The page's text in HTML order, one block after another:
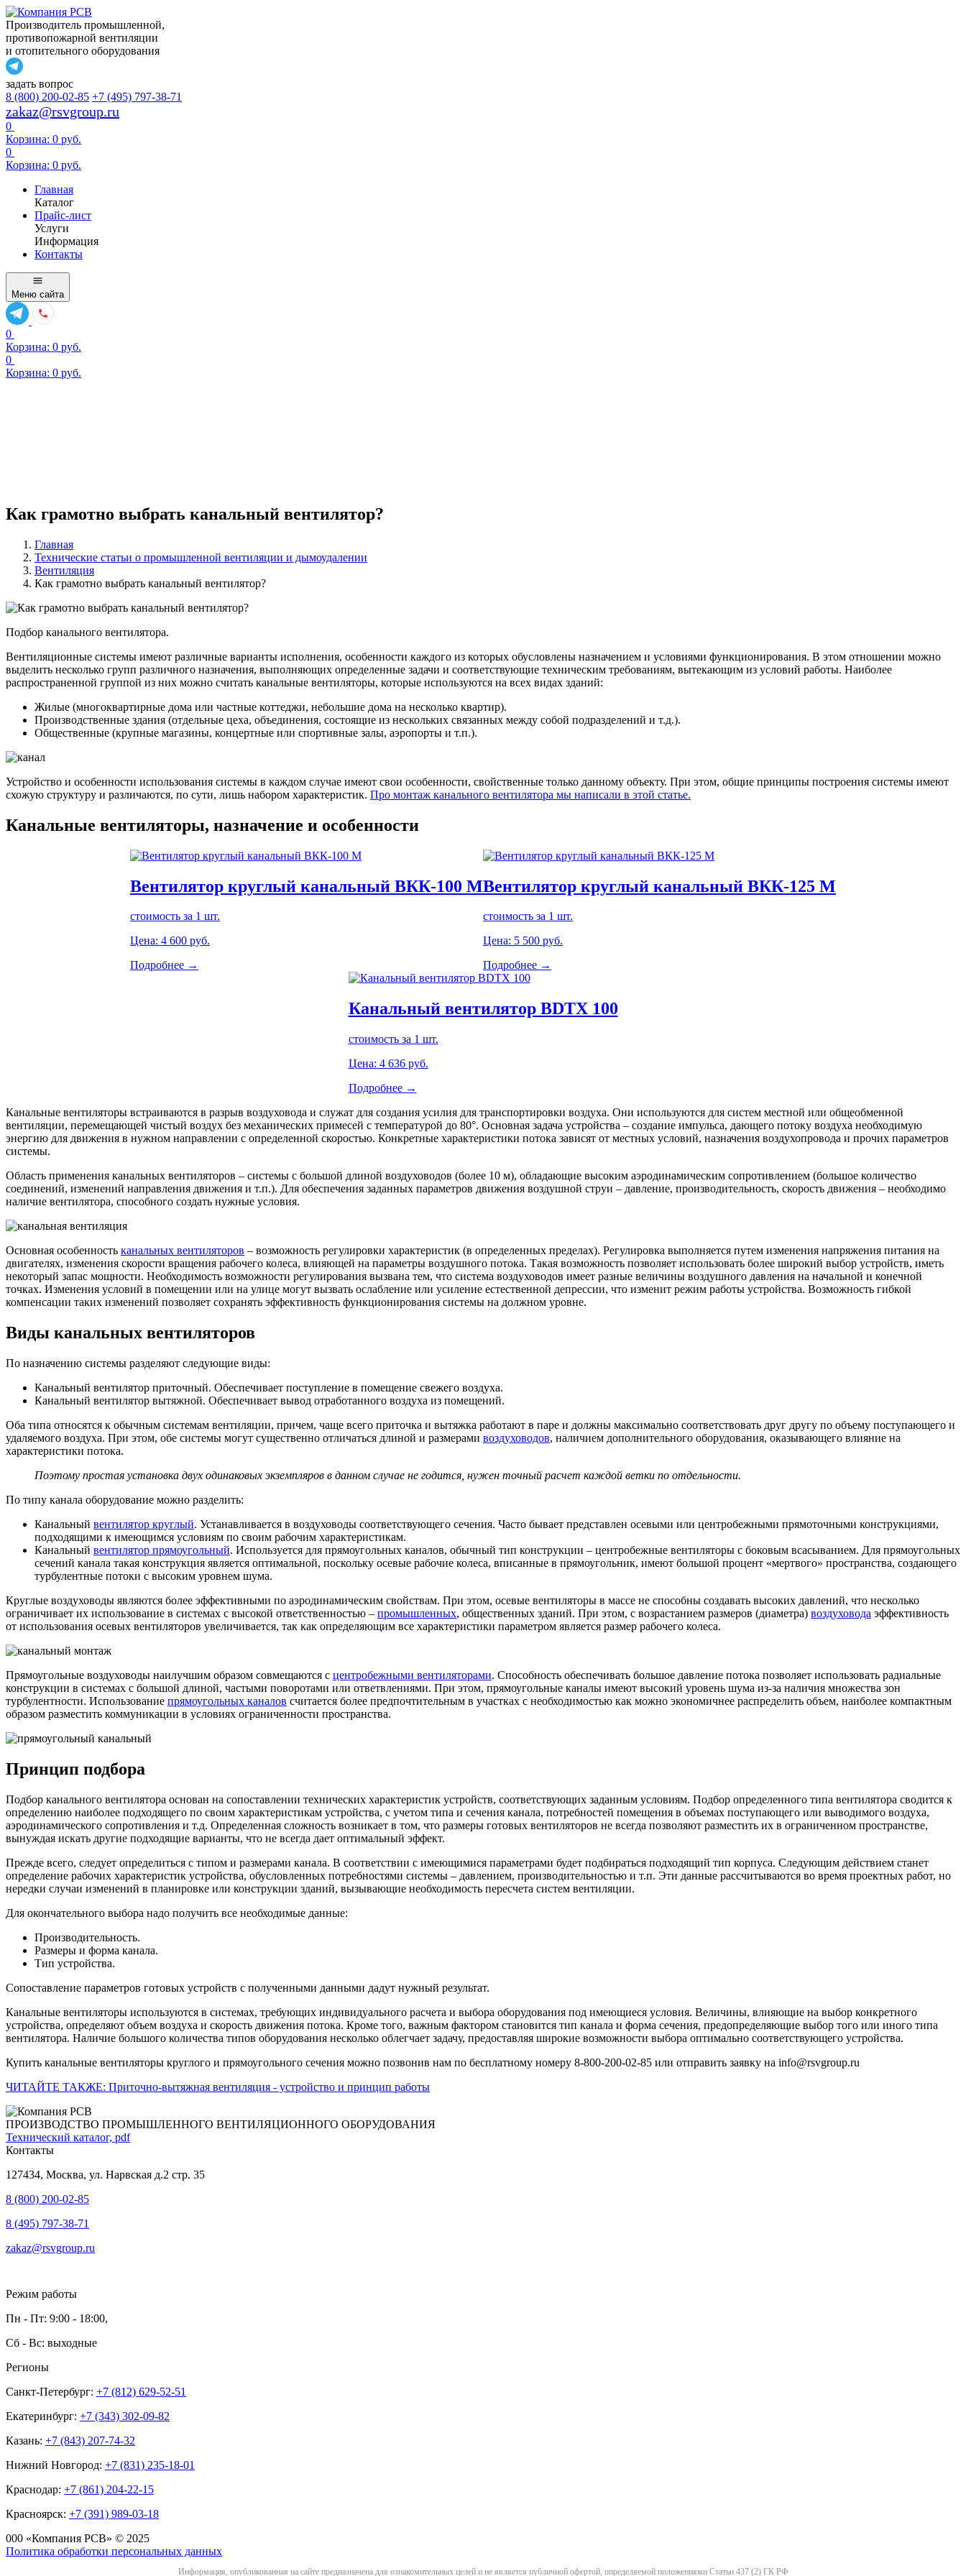
Производитель промышленной,
противопожарной вентиляции
и отопительного оборудования
задать вопрос
8 (800) 200-02-85 +7 (495) 797-38-71
zakaz@rsvgroup.ru
0
Корзина: 0 руб.
0
Корзина: 0 руб.
Главная
Каталог
Прайс-лист
Услуги
Информация
Контакты
Меню сайта
0
Корзина: 0 руб.
0
Корзина: 0 руб.
Как грамотно выбрать канальный вентилятор?
Главная
Технические статьи о промышленной вентиляции и дымоудалении
Вентиляция
Как грамотно выбрать канальный вентилятор?
Подбор канального вентилятора.
Вентиляционные системы имеют различные варианты исполнения, особенности каждого из которых обусловлены назначением и условиями функционирования. В этом отношении можно
выделить несколько групп различного назначения, выполняющих определенные задачи и соответствующие техническим требованиям, вытекающим из условий работы. Наиболее
распространенной группой из них можно считать канальные вентиляторы, которые используются на всех видах зданий:
Жилые (многоквартирные дома или частные коттеджи, небольшие дома на несколько квартир).
Производственные здания (отдельные цеха, объединения, состоящие из нескольких связанных между собой подразделений и т.д.).
Общественные (крупные магазины, концертные или спортивные залы, аэропорты и т.п.).
Устройство и особенности использования системы в каждом случае имеют свои особенности, свойственные только данному объекту. При этом, общие принципы построения системы имеют
схожую структуру и различаются, по сути, лишь набором характеристик. Про монтаж канального вентилятора мы написали в этой статье.
Канальные вентиляторы, назначение и особенности
Вентилятор круглый канальный ВКК-100 М
стоимость за 1 шт.
Цена: 4 600 руб.
Подробнее →
Вентилятор круглый канальный ВКК-125 М
стоимость за 1 шт.
Цена: 5 500 руб.
Подробнее →
Канальный вентилятор BDTX 100
стоимость за 1 шт.
Цена: 4 636руб.
Подробнее →
Канальные вентиляторы встраиваются в разрыв воздуховода и служат для создания усилия для транспортировки воздуха. Они используются для систем местной или общеобменной
вентиляции, перемещающей чистый воздух без механических примесей с температурой до 80°. Основная задача устройства – создание импульса, дающего потоку воздуха необходимую
энергию для движения в нужном направлении с определенной скоростью. Конкретные характеристики потока зависят от местных условий, назначения воздухопровода и прочих параметров
системы.
Область применения канальных вентиляторов – системы с большой длиной воздуховодов (более 10 м), обладающие высоким аэродинамическим сопротивлением (большое количество
соединений, изменений направления движения и т.п.). Для обеспечения заданных параметров движения воздушной струи – давление, производительность, скорость движения – необходимо
наличие вентилятора, способного создать нужные условия.
Основная особенность канальных вентиляторов – возможность регулировки характеристик (в определенных пределах). Регулировка выполняется путем изменения напряжения питания на
двигателях, изменения скорости вращения рабочего колеса, влияющей на параметры воздушного потока. Такая возможность позволяет использовать более широкий выбор устройств, иметь
некоторый запас мощности. Необходимость возможности регулирования вызвана тем, что система воздуховодов имеет разные величины воздушного давления на начальной и конечной
точках. Изменения условий в помещении или на улице могут вызвать ослабление или усиление естественной депрессии, что изменит режим работы устройства. Возможность гибкой
компенсации таких изменений позволяет сохранять эффективность функционирования системы на должном уровне.
Виды канальных вентиляторов
По назначению системы разделяют следующие виды:
Канальный вентилятор приточный. Обеспечивает поступление в помещение свежего воздуха.
Канальный вентилятор вытяжной. Обеспечивает вывод отработанного воздуха из помещений.
Оба типа относятся к обычным системам вентиляции, причем, чаще всего приточка и вытяжка работают в паре и должны максимально соответствовать друг другу по объему поступающего и
удаляемого воздуха. При этом, обе системы могут существенно отличаться длиной и размерами воздуховодов, наличием дополнительного оборудования, оказывающего влияние на
характеристики потока.
Поэтому простая установка двух одинаковых экземпляров в данном случае не годится, нужен точный расчет каждой ветки по отдельности.
По типу канала оборудование можно разделить:
Канальный вентилятор круглый. Устанавливается в воздуховоды соответствующего сечения. Часто бывает представлен осевыми или центробежными прямоточными конструкциями,
подходящими к имеющимся условиям по своим рабочим характеристикам.
Канальный вентилятор прямоугольный. Используется для прямоугольных каналов, обычный тип конструкции – центробежные вентиляторы с боковым всасыванием. Для прямоугольных
сечений канала такая конструкция является оптимальной, поскольку осевые рабочие колеса, вписанные в прямоугольник, имеют большой процент «мертвого» пространства, создающего
турбулентные потоки с высоким уровнем шума.
Круглые воздуховоды являются более эффективными по аэродинамическим свойствам. При этом, осевые вентиляторы в массе не способны создавать высоких давлений, что несколько
ограничивает их использование в системах с высокой ответственностью – промышленных, общественных зданий. При этом, с возрастанием размеров (диаметра) воздуховода эффективность
от использования осевых вентиляторов увеличивается, так как определяющим все характеристики параметром является размер рабочего колеса.
Прямоугольные воздуховоды наилучшим образом совмещаются с центробежными вентиляторами. Способность обеспечивать большое давление потока позволяет использовать радиальные
конструкции в системах с большой длиной, частыми поворотами или ответвлениями. При этом, прямоугольные каналы имеют высокий уровень шума из-за наличия множества зон
турбулентности. Использование прямоугольных каналов считается более предпочтительным в участках с необходимостью как можно экономичнее распределить объем, наиболее компактным
образом разместить коммуникации в условиях ограниченности пространства.
Принцип подбора
Подбор канального вентилятора основан на сопоставлении технических характеристик устройств, соответствующих заданным условиям. Подбор определенного типа вентилятора сводится к
определению наиболее подходящего по своим характеристикам устройства, с учетом типа и сечения канала, потребностей помещения в объемах поступающего или выводимого воздуха,
аэродинамического сопротивления и т.д. Определенная сложность возникает в том, что размеры готовых вентиляторов не всегда позволяют разместить их в ограниченном пространстве,
вынуждая искать другие подходящие варианты, что не всегда дает оптимальный эффект.
Прежде всего, следует определиться с типом и размерами канала. В соответствии с имеющимися параметрами будет подбираться подходящий тип корпуса. Следующим действием станет
определение рабочих характеристик устройства, обусловленных потребностями системы – давлением, производительностью и т.п. Эти данные рассчитываются во время проектных работ, но
нередки случаи изменений в планировке или конструкции зданий, вызывающие необходимость пересчета систем вентиляции.
Для окончательного выбора надо получить все необходимые данные:
Производительность.
Размеры и форма канала.
Тип устройства.
Сопоставление параметров готовых устройств с полученными данными дадут нужный результат.
Канальные вентиляторы используются в системах, требующих индивидуального расчета и выбора оборудования под имеющиеся условия. Величины, влияющие на выбор конкретного
устройства, определяют объем воздуха и скорость движения потока. Кроме того, важным фактором становится тип канала и форма сечения, предопределяющие выбор того или иного типа
вентилятора. Наличие большого количества типов оборудования несколько облегчает задачу, предоставляя широкие возможности выбора оптимально соответствующего устройства.
Купить канальные вентиляторы круглого и прямоугольного сечения можно позвонив нам по бесплатному номеру 8-800-200-02-85 или отправить заявку на info@rsvgroup.ru
ЧИТАЙТЕ ТАКЖЕ: Приточно-вытяжная вентиляция - устройство и принцип работы
ПРОИЗВОДСТВО ПРОМЫШЛЕННОГО ВЕНТИЛЯЦИОННОГО ОБОРУДОВАНИЯ
Технический каталог, pdf
Контакты
127434, Москва, ул. Нарвская д.2 стр. 35
8 (800) 200-02-85
8 (495) 797-38-71
zakaz@rsvgroup.ru
Режим работы
Пн - Пт: 9:00 - 18:00,
Сб - Вс: выходные
Регионы
Санкт-Петербург: +7 (812) 629-52-51
Екатеринбург: +7 (343) 302-09-82
Казань: +7 (843) 207-74-32
Нижний Новгород: +7 (831) 235-18-01
Краснодар: +7 (861) 204-22-15
Красноярск: +7 (391) 989-03-18
000 «Компания РСВ» © 2025
Политика обработки персональных данных
Информация, опубликованная на сайте предназначена для ознакомительных целей и не является публичной офертой, определяемой положениями Статьи 437 (2) ГК РФ